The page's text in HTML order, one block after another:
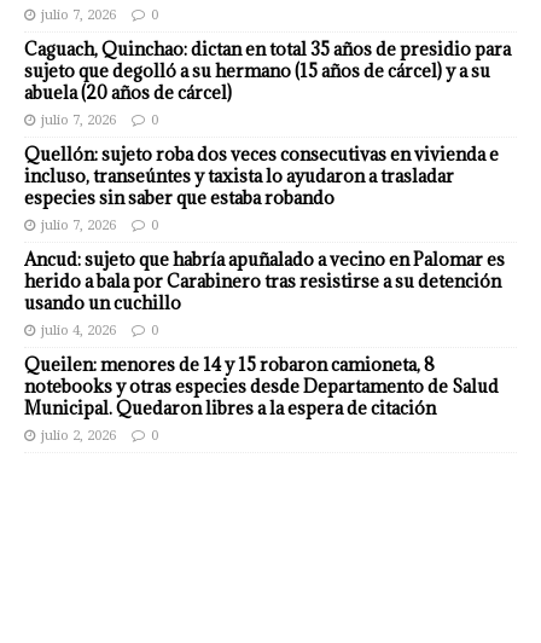
julio 7, 2026 0
Caguach, Quinchao: dictan en total 35 años de presidio para
sujeto que degolló a su hermano (15 años de cárcel) y a su
abuela (20 años de cárcel)
julio 7, 2026 0
Quellón: sujeto roba dos veces consecutivas en vivienda e
incluso, transeúntes y taxista lo ayudaron a trasladar
especies sin saber que estaba robando
julio 7, 2026 0
Ancud: sujeto que habría apuñalado a vecino en Palomar es
herido a bala por Carabinero tras resistirse a su detención
usando un cuchillo
julio 4, 2026 0
Queilen: menores de 14 y 15 robaron camioneta, 8
notebooks y otras especies desde Departamento de Salud
Municipal. Quedaron libres a la espera de citación
julio 2, 2026 0